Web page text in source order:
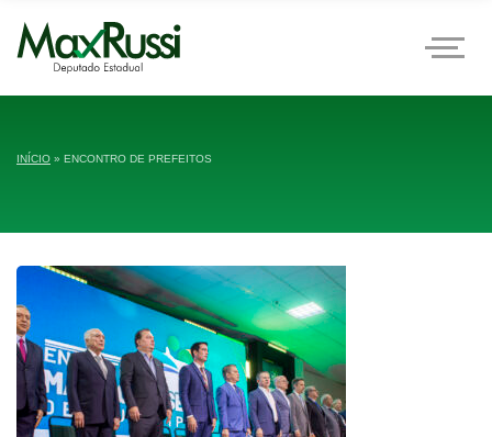
INÍCIO » ENCONTRO DE PREFEITOS